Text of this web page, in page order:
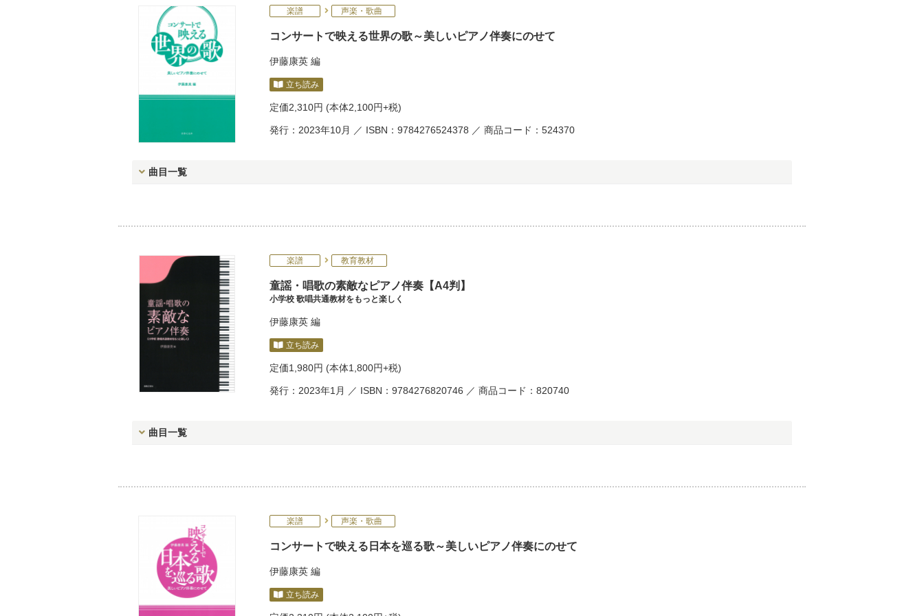
楽譜 声楽・歌曲
コンサートで映える世界の歌～美しいピアノ伴奏にのせて
伊藤康英 編
立ち読み
定価2,310円 (本体2,100円+税)
発行：2023年10月 ／ ISBN：9784276524378 ／ 商品コード：524370
曲目一覧
楽譜 教育教材
童謡・唱歌の素敵なピアノ伴奏【A4判】
小学校 歌唱共通教材をもっと楽しく
伊藤康英 編
立ち読み
定価1,980円 (本体1,800円+税)
発行：2023年1月 ／ ISBN：9784276820746 ／ 商品コード：820740
曲目一覧
楽譜 声楽・歌曲
コンサートで映える日本を巡る歌～美しいピアノ伴奏にのせて
伊藤康英 編
立ち読み